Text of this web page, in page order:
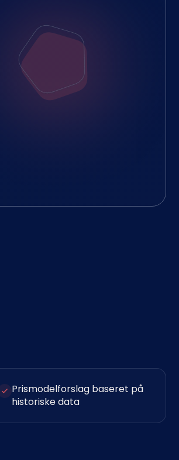
Prismodelforslag baseret på
historiske data